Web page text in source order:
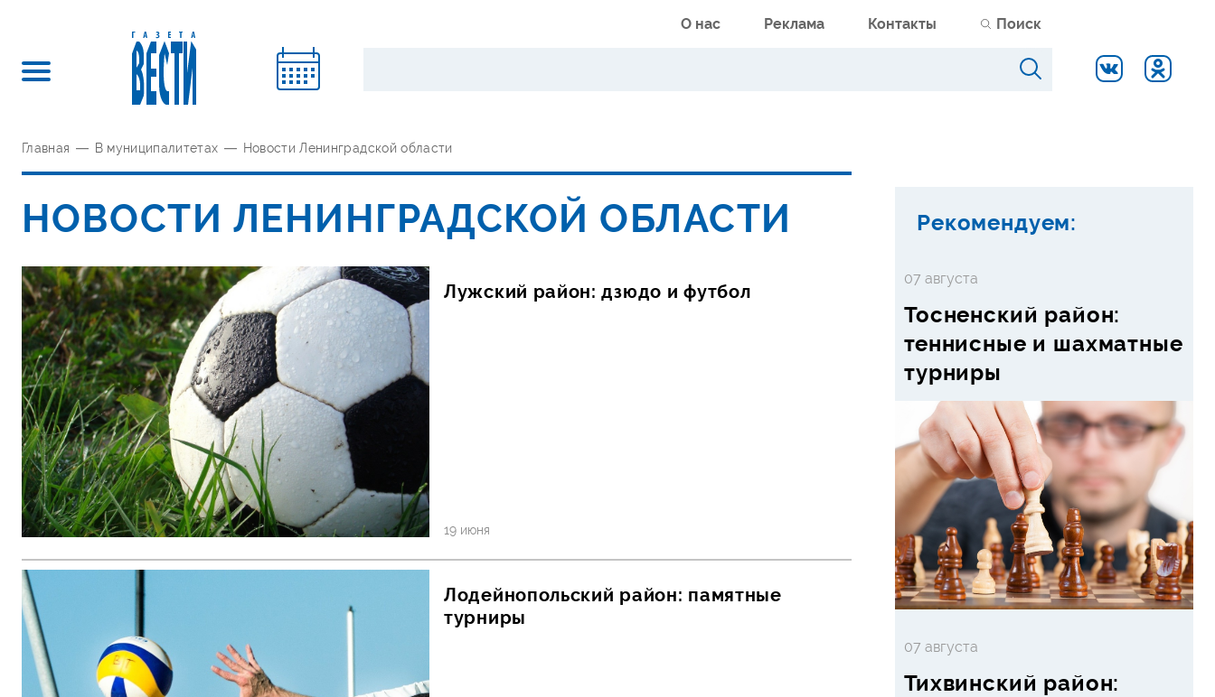
О нас Реклама Контакты Поиск
Главная — В муниципалитетах — Новости Ленинградской области
НОВОСТИ ЛЕНИНГРАДСКОЙ ОБЛАСТИ
Лужский район: дзюдо и футбол
19 июня
Лодейнопольский район: памятные
турниры
Рекомендуем:
07 августа
Тосненский район:
теннисные и шахматные
турниры
07 августа
Тихвинский район: